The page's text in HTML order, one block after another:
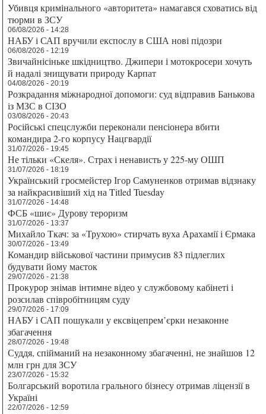
Убивця кримінального «авторитета» намагався сховатись від
тюрми в ЗСУ
06/08/2026 - 14:28
НАБУ і САП вручили експослу в США нові підозри
06/08/2026 - 12:19
Звичайнісіньке шкідництво. Джипери і мотокросери хочуть
й надалі знищувати природу Карпат
04/08/2026 - 20:19
Розкрадання міжнародної допомоги: суд відправив Банькова
із МЗС в СІЗО
03/08/2026 - 20:43
Російські спецслужби переконали пенсіонера вбити
командира 2-го корпусу Нацгвардії
31/07/2026 - 19:45
Не тільки «Скеля». Страх і ненависть у 225-му ОШП
31/07/2026 - 18:19
Український гросмейстер Ігор Самуненков отримав відзнаку
за найкрасивіший хід на Titled Tuesday
31/07/2026 - 14:48
ФСБ «шиє» Дурову тероризм
31/07/2026 - 13:37
Михайло Ткач: за «Трухою» стирчать вуха Арахамії і Єрмака
30/07/2026 - 13:49
Командир військової частини примусив 83 підлеглих
будувати йому маєток
29/07/2026 - 21:38
Прокурор знімав інтимне відео у службовому кабінеті і
розсилав співробітницям суду
29/07/2026 - 17:09
НАБУ і САП пошукали у ексвіцепрем’єрки незаконне
збагачення
28/07/2026 - 19:48
Суддя, спійманий на незаконному збагаченні, не знайшов 12
млн грн для ЗСУ
23/07/2026 - 15:32
Болгарський воротила грального бізнесу отримав ліцензії в
Україні
22/07/2026 - 12:59